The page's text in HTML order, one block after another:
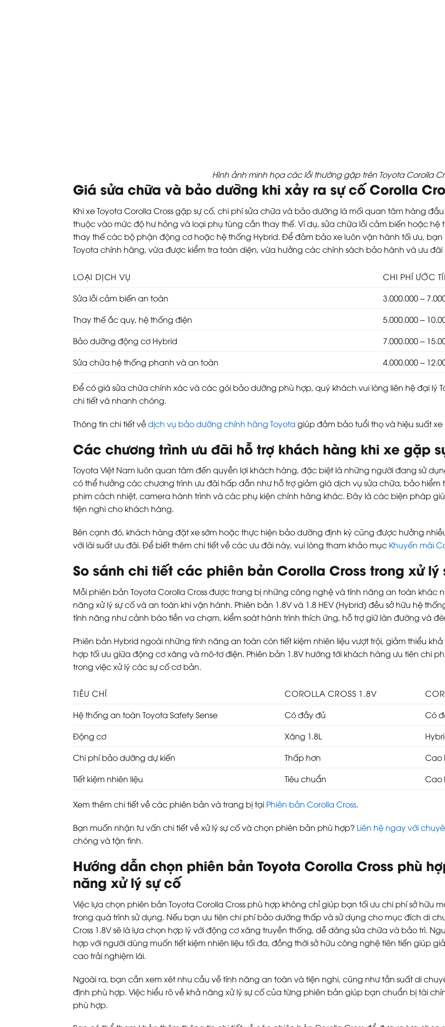
Hình ảnh minh họa các lỗi thường gặp trên Toyota Corolla
Giá sửa chữa và bảo dưỡng khi xảy ra sự cố Corolla
Khi xe Toyota Corolla Cross gặp sự cố, chi phí sửa chữa và bảo dưỡng là mối quan tâm hàng
thuộc vào mức độ hư hỏng và loại phụ tùng cần thay thế. Ví dụ, sửa chữa lỗi cảm biến hoặc hệ
thay thế các bộ phận động cơ hoặc hệ thống Hybrid. Để đảm bảo xe luôn vận hành tối ưu,
Toyota chính hãng, vừa được kiểm tra toàn diện, vừa hưởng các chính sách bảo hành và ưu
LOẠI DỊCH VỤ
CHI PHÍ ƯỚC
Sửa lỗi cảm biến an toàn
3.000.000 –
Thay thế ắc quy, hệ thống điện
5.000.000 –
Bảo dưỡng động cơ Hybrid
7.000.000 –
Sửa chữa hệ thống phanh và an toàn
4.000.000 –
Để có giá sửa chữa chính xác và các gói bảo dưỡng phù hợp, quý khách vui lòng liên hệ đại lý
chi tiết và nhanh chóng.
Thông tin chi tiết vềdịch vụ bảo dưỡng chính hãng Toyota giúp đảm bảo tuổi thọ và hiệu suất
Các chương trình ưu đãi hỗ trợ khách hàng khi xe gặp
Toyota Việt Nam luôn quan tâm đến quyền lợi khách hàng, đặc biệt là những người đang sử
có thể hưởng các chương trình ưu đãi hấp dẫn như hỗ trợ giảm giá dịch vụ sửa chữa, bảo hiểm
phim cách nhiệt, camera hành trình và các phụ kiện chính hãng khác. Đây là các biện pháp
tiện nghi cho khách hàng.
Bên cạnh đó, khách hàng đặt xe sớm hoặc thực hiện bảo dưỡng định kỳ cũng được hưởng
với lãi suất ưu đãi. Để biết thêm chi tiết về các ưu đãi này, vui lòng tham khảo mục Khuyến mãi
So sánh chi tiết các phiên bản Corolla Cross trong xử lý
Mỗi phiên bản Toyota Corolla Cross được trang bị những công nghệ và tính năng an toàn khác
năng xử lý sự cố và an toàn khi vận hành. Phiên bản 1.8V và 1.8 HEV (Hybrid) đều sở hữu hệ
tính năng như cảnh báo tiền va chạm, kiểm soát hành trình thích ứng, hỗ trợ giữ làn đường và
Phiên bản Hybrid ngoài những tính năng an toàn còn tiết kiệm nhiên liệu vượt trội, giảm thiểu
hợp tối ưu giữa động cơ xăng và mô-tơ điện. Phiên bản 1.8V hướng tới khách hàng ưu tiên chi
trong việc xử lý các sự cố cơ bản.
TIÊU CHÍ COROLLA CROSS 1.8V
Hệ thống an toàn Toyota Safety Sense
Có đầy đủ
Có
Động cơ
Xăng 1.8L
Chi phí bảo dưỡng dự kiến
Thấp hơn
Cao
Tiết kiệm nhiên liệu
Tiêu chuẩn Cao
Xem thêm chi tiết về các phiên bản và trang bị tại Phiên bản Corolla Cross.
Bạn muốn nhận tư vấn chi tiết về xử lý sự cố và chọn phiên bản phù hợp? Liên hệ ngay với
chóng và tận tình.
Hướng dẫn chọn phiên bản Toyota Corolla Cross phù
năng xử lý sự cố
Việc lựa chọn phiên bản Toyota Corolla Cross phù hợp không chỉ giúp bạn tối ưu chi phí sở hữu
trong quá trình sử dụng. Nếu bạn ưu tiên chi phí bảo dưỡng thấp và sử dụng cho mục đích di
Cross 1.8V sẽ là lựa chọn hợp lý với động cơ xăng truyền thống, dễ dàng sửa chữa và bảo trì.
hợp với người dùng muốn tiết kiệm nhiên liệu tối đa, đồng thời sở hữu công nghệ tiên tiến giúp
cao trải nghiệm lái.
Ngoài ra, bạn cần xem xét nhu cầu về tính năng an toàn và tiện nghi, cũng như tần suất di
định phù hợp. Việc hiểu rõ về khả năng xử lý sự cố của từng phiên bản giúp bạn chuẩn bị tài
phù hợp.